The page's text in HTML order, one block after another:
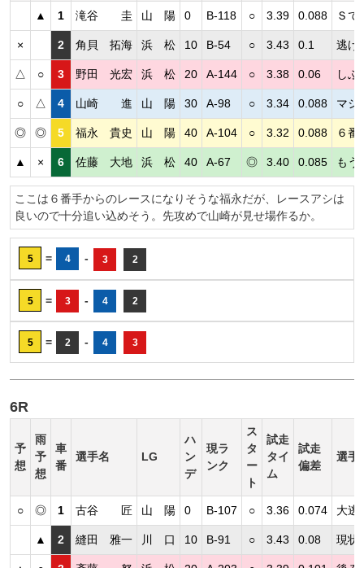
▲ 1 滝谷 圭 山 陽 0 B-118 ○ 3.39 0.088 Ｓで
× 2 角貝 拓海 浜 松 10 B-54 ○ 3.43 0.1 逃げ
△ ○ 3 野田 光宏 浜 松 20 A-144 ○ 3.38 0.06 しぶ
○ △ 4 山崎 進 山 陽 30 A-98 ○ 3.34 0.088 マシ
◎ ◎ 5 福永 貴史 山 陽 40 A-104 ○ 3.32 0.088 ６番
▲ × 6 佐藤 大地 浜 松 40 A-67 ◎ 3.40 0.085 もう
ここは６番手からのレースになりそうな福永だが、レースアシは
良いので十分追い込めそう。先攻めで山崎が見せ場作るか。
5 = 4 - 3 2
5 = 3 - 4 2
5 = 2 - 4 3
6R
予
想
雨
予
想
車
番
選手名 LG
ハ
ン
デ
現ラ
ンク
ス
タ
ー
ト
試走
タイ
ム
試走
偏差
選手
○ ◎ 1 古谷 匠 山 陽 0 B-107 ○ 3.36 0.074 大逃
▲ 2 縫田 雅一 川 口 10 B-91 ○ 3.43 0.08 現状